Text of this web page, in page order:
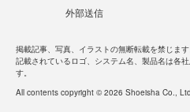
外部送信
掲載記事、写真、イラストの無断転載を禁じます
記載されているロゴ、システム名、製品名は各
す。
All contents copyright © 2026 Shoeisha Co.,